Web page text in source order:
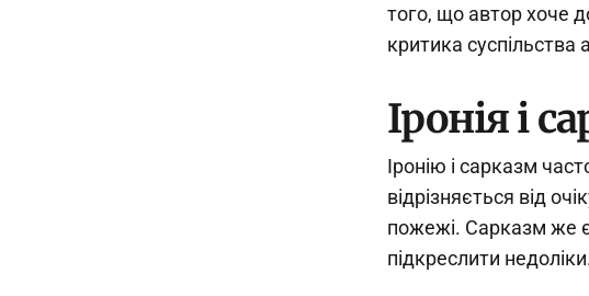
того, що автор хоче
критика
Іронія і
Іронію і сарказм
відрізняється від
пожежі. Сарказм же
підкреслити